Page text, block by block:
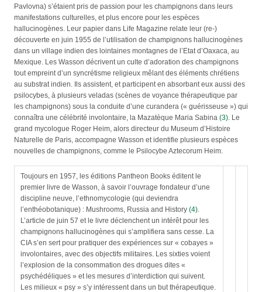
Pavlovna) s’étaient pris de passion pour les champignons dans leurs
manifestations culturelles, et plus encore pour les espèces
hallucinogènes. Leur papier dans Life Magazine relate leur (re-)
découverte en juin 1955 de l’utilisation de champignons hallucinogènes
dans un village indien des lointaines montagnes de l’Etat d’Oaxaca, au
Mexique. Les Wasson décrivent un culte d’adoration des champignons
tout empreint d’un syncrétisme religieux mêlant des éléments chrétiens
au substrat indien. Ils assistent, et participent en absorbant eux aussi des
psilocybes, à plusieurs veladas (scènes de voyance thérapeutique par
les champignons) sous la conduite d’une curandera (« guérisseuse ») qui
connaîtra une célébrité involontaire, la Mazatèque Maria Sabina (3). Le
grand mycologue Roger Heim, alors directeur du Museum d’Histoire
Naturelle de Paris, accompagne Wasson et identifie plusieurs espèces
nouvelles de champignons, comme le Psilocybe Aztecorum Heim.
Toujours en 1957, les éditions Pantheon Books éditent le
premier livre de Wasson, à savoir l’ouvrage fondateur d’une
discipline neuve, l’ethnomycologie (qui deviendra
l’enthéobotanique) : Mushrooms, Russia and History (4).
L’article de juin 57 et le livre déclenchent un intérêt pour les
champignons hallucinogènes qui s’amplifiera sans cesse. La
CIA s’en sert pour pratiquer des expériences sur « cobayes »
involontaires, avec des objectifs militaires. Les sixties voient
l’explosion de la consommation des drogues dites «
psychédéliques » et les mesures d’interdiction qui suivent.
Les milieux « psy » s’y intéressent dans un but thérapeutique.